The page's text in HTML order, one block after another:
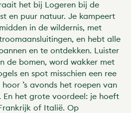
het bij Logeren bij de
en puur natuur. Je kampeert
in de wildernis, met
en hebt alle
en te ontdekken. Luister
de bomen, word wakker met
en spot misschien een ree
’s avonds het roepen van
En het grote voordeel: je hoeft
of Italië. Op